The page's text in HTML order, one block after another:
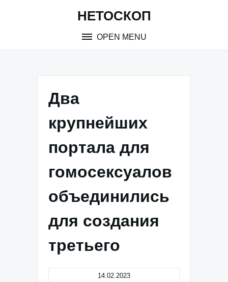
НЕТОСКОП
OPEN MENU
Два
крупнейших
портала для
гомосексуалов
объединились
для создания
третьего
14.02.2023